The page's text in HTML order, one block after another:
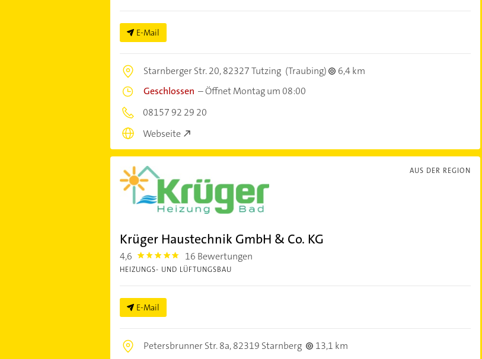
E-Mail
Starnberger Str. 20,82327 Tutzing (Traubing)
6,4 km
Geschlossen –Öffnet Montag um 08:00
08157 92 29 20
Webseite
AUS DER REGION
Krüger Haustechnik GmbH & Co. KG
4,6 4.6 16 Bewertungen
HEIZUNGS- UND LÜFTUNGSBAU
E-Mail
Petersbrunner Str. 8a,82319 Starnberg
13,1 km